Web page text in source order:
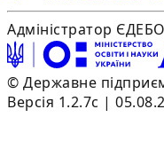
Адміністратор ЄДЕБО
© Державне
Версія 1.2.7c |